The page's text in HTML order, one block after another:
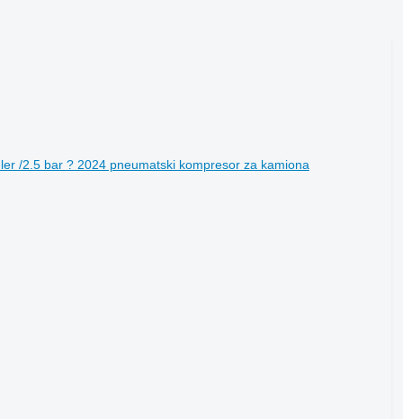
/2.5 bar ? 2024 pneumatski kompresor za kamiona